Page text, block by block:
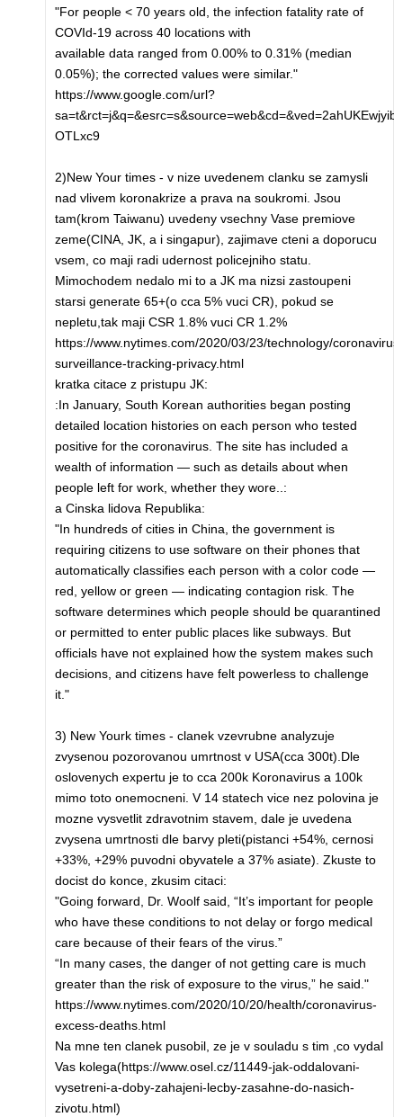
"For people < 70 years old, the infection fatality rate of
COVId-19 across 40 locations with
available data ranged from 0.00% to 0.31% (median
0.05%); the corrected values were similar."
https://www.google.com/url?
OTLxc9
2)New Your times - v nize uvedenem clanku se zamysli
nad vlivem koronakrize a prava na soukromi. Jsou
tam(krom Taiwanu) uvedeny vsechny Vase premiove
zeme(CINA, JK, a i singapur), zajimave cteni a doporucu
vsem, co maji radi udernost policejniho statu.
Mimochodem nedalo mi to a JK ma nizsi zastoupeni
starsi generate 65+(o cca 5% vuci CR), pokud se
nepletu,tak maji CSR 1.8% vuci CR 1.2%
https://www.nytimes.com/2020/03/23/technology/coronavirus-
surveillance-tracking-privacy.html
kratka citace z pristupu JK:
:In January, South Korean authorities began posting
detailed location histories on each person who tested
positive for the coronavirus. The site has included a
wealth of information — such as details about when
people left for work, whether they wore..:
a Cinska lidova Republika:
"In hundreds of cities in China, the government is
requiring citizens to use software on their phones that
automatically classifies each person with a color code —
red, yellow or green — indicating contagion risk. The
software determines which people should be quarantined
or permitted to enter public places like subways. But
officials have not explained how the system makes such
decisions, and citizens have felt powerless to challenge
it."
3) New Yourk times - clanek vzevrubne analyzuje
zvysenou pozorovanou umrtnost v USA(cca 300t).Dle
oslovenych expertu je to cca 200k Koronavirus a 100k
mimo toto onemocneni. V 14 statech vice nez polovina je
mozne vysvetlit zdravotnim stavem, dale je uvedena
zvysena umrtnosti dle barvy pleti(pistanci +54%, cernosi
+33%, +29% puvodni obyvatele a 37% asiate). Zkuste to
docist do konce, zkusim citaci:
"Going forward, Dr. Woolf said, “It’s important for people
who have these conditions to not delay or forgo medical
care because of their fears of the virus.”
“In many cases, the danger of not getting care is much
greater than the risk of exposure to the virus,” he said."
https://www.nytimes.com/2020/10/20/health/coronavirus-
excess-deaths.html
Na mne ten clanek pusobil, ze je v souladu s tim ,co vydal
Vas kolega(https://www.osel.cz/11449-jak-oddalovani-
vysetreni-a-doby-zahajeni-lecby-zasahne-do-nasich-
zivotu.html)